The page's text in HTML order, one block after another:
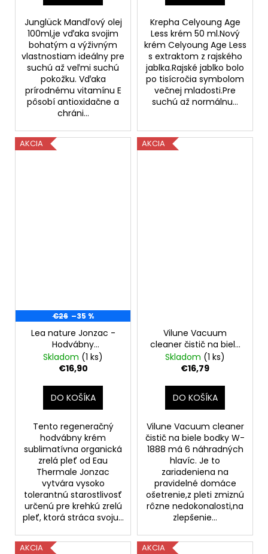
Junglück Mandľový olej
100ml,je vďaka svojim
bohatým a výživným
vlastnostiam ideálny pre
suchú až veľmi suchú
pokožku. Vďaka
prírodnému vitamínu E
pôsobí antioxidačne a
chráni...
Krepha Celyoung Age
Less krém 50 ml.Nový
krém Celyoung Age Less
s extraktom z rajského
jablka.Rajské jablko bolo
po tisícročia symbolom
večnej mladosti.Pre
suchú až normálnu...
AKCIA
€26 –35 %
Lea nature Jonzac -
Hodvábny
regeneračný krém -
Sublimactive zrelá pleť
krabica
Skladom (1 ks)
€16,90
DO KOŠÍKA
Tento regeneračný
hodvábny krém
sublimatívna organická
zrelá pleť od Eau
Thermale Jonzac
vytvára vysoko
tolerantnú starostlivosť
určenú pre krehkú zrelú
pleť, ktorá stráca svoju...
AKCIA
Vilune Vacuum
cleaner čistič na biele
bodky W-1888
Skladom (1 ks)
€16,79
DO KOŠÍKA
Vilune Vacuum cleaner
čistič na biele bodky W-
1888 má 6 náhradných
hlavíc. Je to
zariadeniena na
pravidelné domáce
ošetrenie,z pleti zmiznú
rôzne nedokonalosti,na
zlepšenie...
AKCIA AKCIA